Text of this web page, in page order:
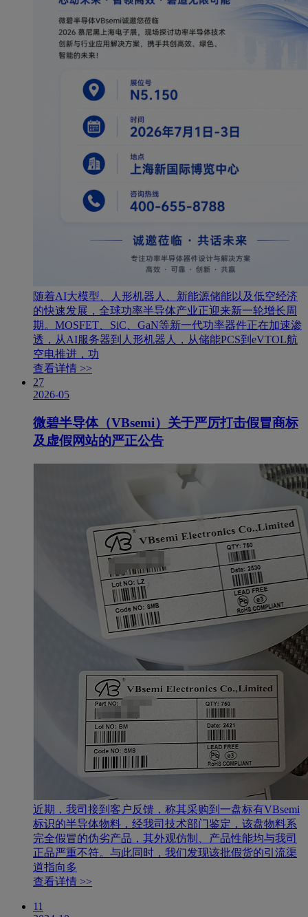
随着AI大模型、人形机器人、新能源储能以及低空经济
的快速发展，全球功率半导体产业正迎来新一轮增长周
期。MOSFET、SiC、GaN等新一代功率器件正在加速渗
透，从AI服务器到人形机器人，从储能PCS到eVTOL航
空电推进，功
查看详情 >>
27
2026-05
微碧半导体（VBsemi）关于严厉打击假冒商标
及虚假网站的严正公告
近期，我司接到客户反馈，称其采购到一盘标有VBsemi
标识的半导体物料，经我司技术部门鉴定，该盘物料系
完全假冒的伪劣产品，其外观仿制、产品性能均与我司
正品严重不符。与此同时，我们发现该批假货的引流渠
道指向多
查看详情 >>
11